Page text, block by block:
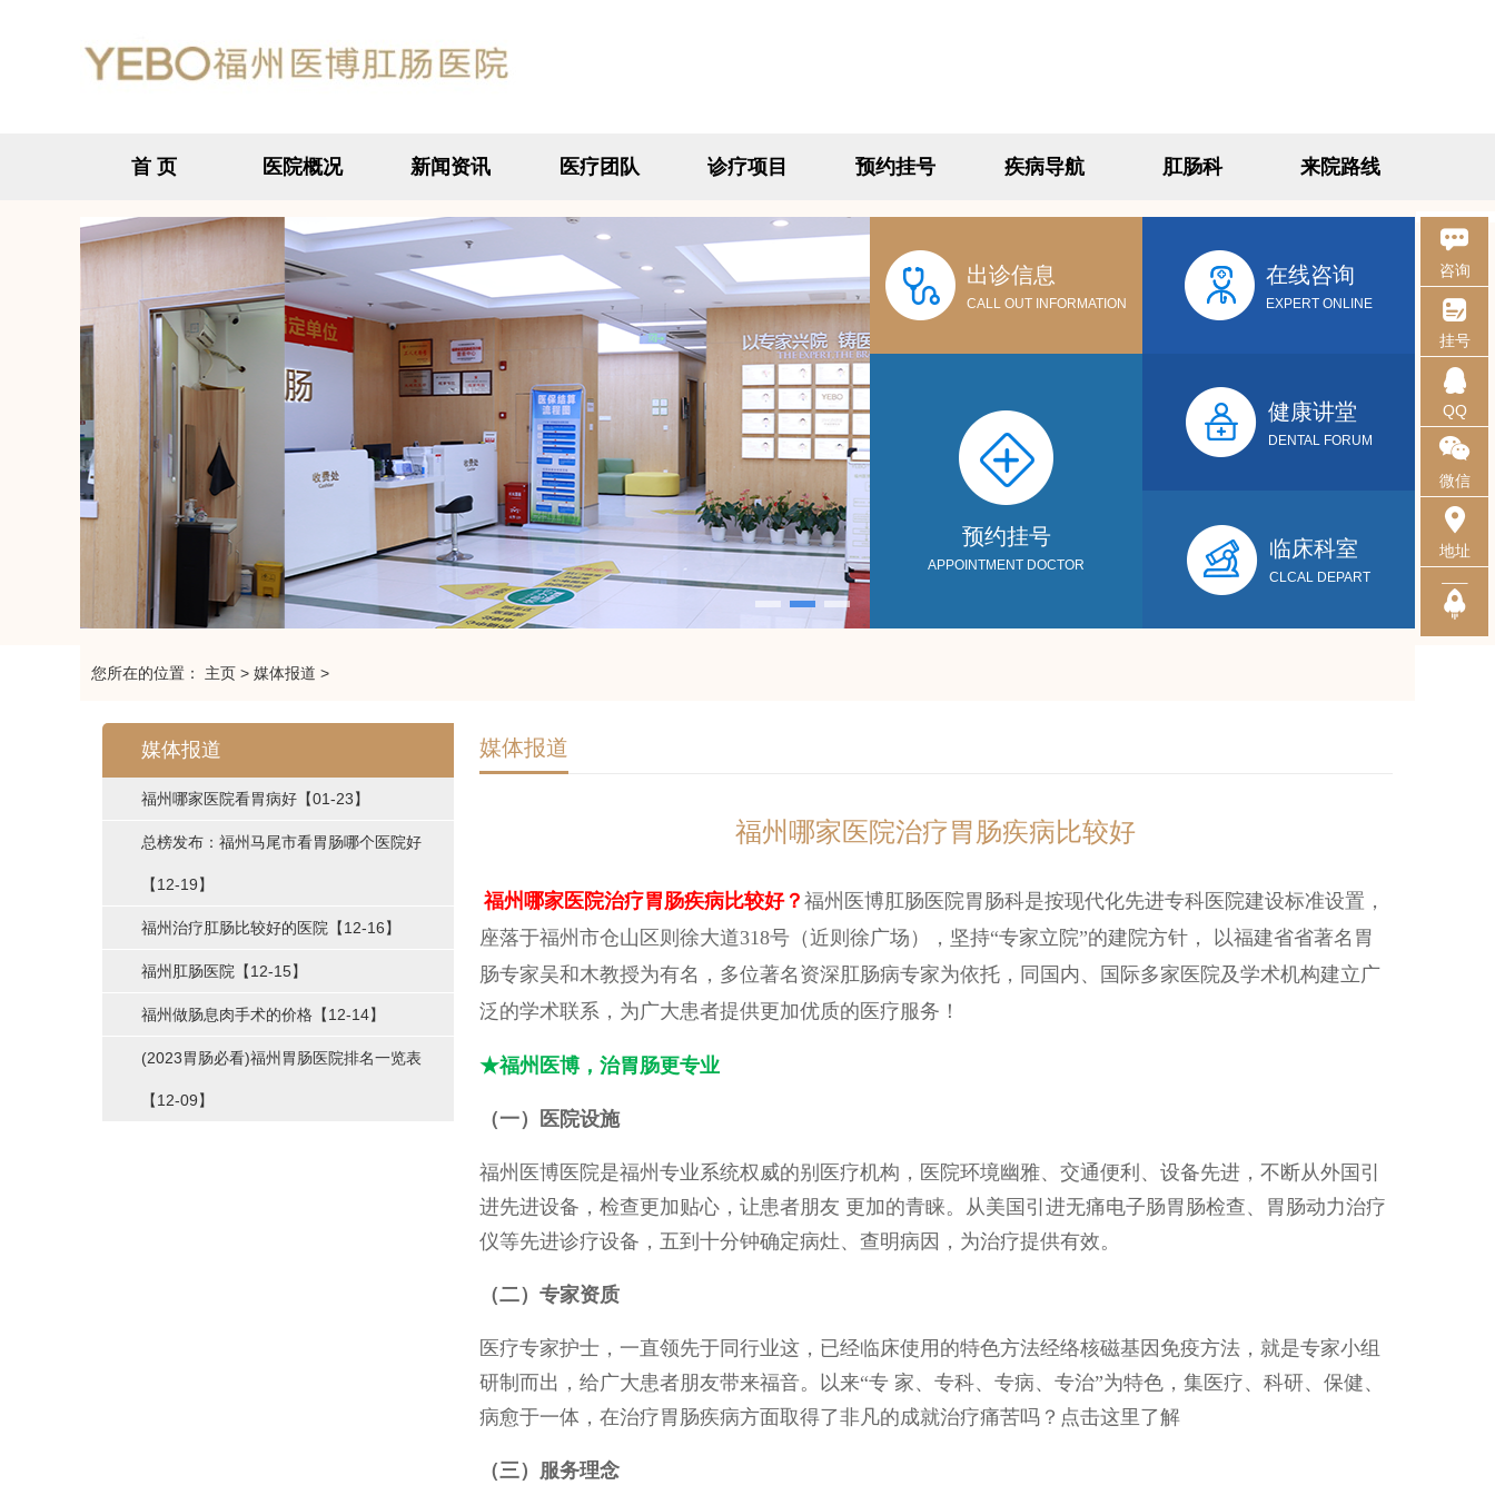
首 页 医院概况 新闻资讯 医疗团队 诊疗项目 预约挂号 疾病导航 肛肠科 来院路线
咨询
挂号
QQ
微信
地址
出诊信息
CALL OUT INFORMATION
在线咨询
EXPERT ONLINE
预约挂号
APPOINTMENT DOCTOR
健康讲堂
DENTAL FORUM
临床科室
CLCAL DEPART
您所在的位置： 主页 > 媒体报道 >
媒体报道
福州哪家医院看胃病好 【01-23】
总榜发布：福州马尾市看胃肠哪个医院好
【12-19】
福州治疗肛肠比较好的医院 【12-16】
福州肛肠医院 【12-15】
福州做肠息肉手术的价格 【12-14】
(2023胃肠必看)福州胃肠医院排名一览表
【12-09】
媒体报道
福州哪家医院治疗胃肠疾病比较好
福州哪家医院治疗胃肠疾病比较好？ 福州医博肛肠医院胃肠科是按现代化先进专科医院建设标准设置，
座落于福州市仓山区则徐大道318号（近则徐广场），坚持“专家立院”的建院方针， 以福建省省著名胃
肠专家吴和木教授为有名，多位著名资深肛肠病专家为依托，同国内、国际多家医院及学术机构建立广
泛的学术联系，为广大患者提供更加优质的医疗服务！
★福州医博，治胃肠更专业
（一）医院设施
福州医博医院是福州专业系统权威的别医疗机构，医院环境幽雅、交通便利、设备先进，不断从外国引
进先进设备，检查更加贴心，让患者朋友 更加的青睐。从美国引进无痛电子肠胃肠检查、胃肠动力治疗
仪等先进诊疗设备，五到十分钟确定病灶、查明病因，为治疗提供有效。
（二）专家资质
医疗专家护士，一直领先于同行业这，已经临床使用的特色方法经络核磁基因免疫方法，就是专家小组
研制而出，给广大患者朋友带来福音。以来“专 家、专科、专病、专治”为特色，集医疗、科研、保健、
病愈于一体，在治疗胃肠疾病方面取得了非凡的成就治疗痛苦吗？点击这里了解
（三）服务理念